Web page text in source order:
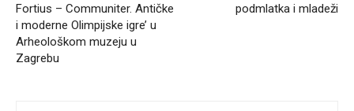
Fortius – Communiter. Antičke
i moderne Olimpijske igre’ u
Arheološkom muzeju u
Zagrebu
podmlatka i mladeži